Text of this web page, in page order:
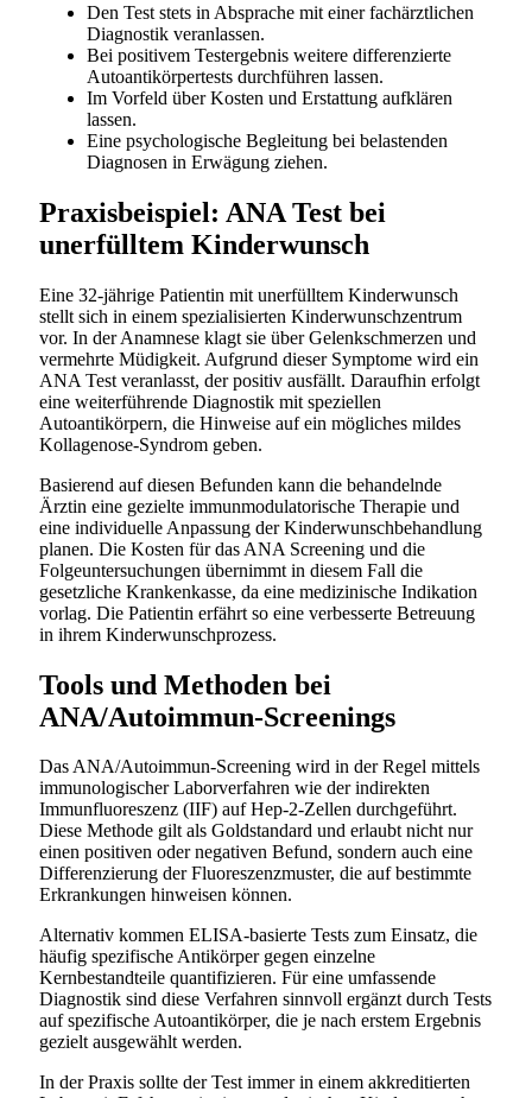
Den Test stets in Absprache mit einer fachärztlichen
Diagnostik veranlassen.
Bei positivem Testergebnis weitere differenzierte
Autoantikörpertests durchführen lassen.
Im Vorfeld über Kosten und Erstattung aufklären
lassen.
Eine psychologische Begleitung bei belastenden
Diagnosen in Erwägung ziehen.
Praxisbeispiel: ANA Test bei
unerfülltem Kinderwunsch
Eine 32-jährige Patientin mit unerfülltem Kinderwunsch
stellt sich in einem spezialisierten Kinderwunschzentrum
vor. In der Anamnese klagt sie über Gelenkschmerzen und
vermehrte Müdigkeit. Aufgrund dieser Symptome wird ein
ANA Test veranlasst, der positiv ausfällt. Daraufhin erfolgt
eine weiterführende Diagnostik mit speziellen
Autoantikörpern, die Hinweise auf ein mögliches mildes
Kollagenose-Syndrom geben.
Basierend auf diesen Befunden kann die behandelnde
Ärztin eine gezielte immunmodulatorische Therapie und
eine individuelle Anpassung der Kinderwunschbehandlung
planen. Die Kosten für das ANA Screening und die
Folgeuntersuchungen übernimmt in diesem Fall die
gesetzliche Krankenkasse, da eine medizinische Indikation
vorlag. Die Patientin erfährt so eine verbesserte Betreuung
in ihrem Kinderwunschprozess.
Tools und Methoden bei
ANA/Autoimmun-Screenings
Das ANA/Autoimmun-Screening wird in der Regel mittels
immunologischer Laborverfahren wie der indirekten
Immunfluoreszenz (IIF) auf Hep-2-Zellen durchgeführt.
Diese Methode gilt als Goldstandard und erlaubt nicht nur
einen positiven oder negativen Befund, sondern auch eine
Differenzierung der Fluoreszenzmuster, die auf bestimmte
Erkrankungen hinweisen können.
Alternativ kommen ELISA-basierte Tests zum Einsatz, die
häufig spezifische Antikörper gegen einzelne
Kernbestandteile quantifizieren. Für eine umfassende
Diagnostik sind diese Verfahren sinnvoll ergänzt durch Tests
auf spezifische Autoantikörper, die je nach erstem Ergebnis
gezielt ausgewählt werden.
In der Praxis sollte der Test immer in einem akkreditierten